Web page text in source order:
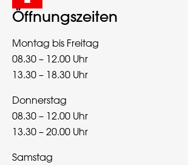
Öffnungszeiten
Montag bis Freitag
08.30 – 12.00 Uhr
13.30 – 18.30 Uhr
Donnerstag
08.30 – 12.00 Uhr
13.30 – 20.00 Uhr
Samstag